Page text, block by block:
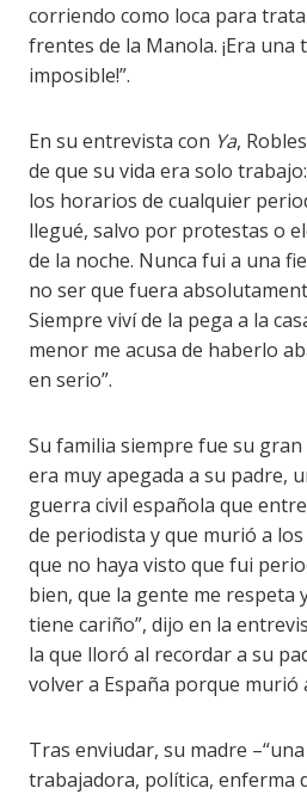
corriendo como loca para
frentes de la Manola. ¡Era una
imposible!”.
En su entrevista con Ya,
de que su vida era solo
los horarios de cualquier
llegué, salvo por protestas o
de la noche. Nunca fui a una
no ser que fuera
Siempre viví de la pega a la
menor me acusa de haberlo
en serio”.
Su familia siempre fue su gran
era muy apegada a su padre,
guerra civil española que
de periodista y que murió a los
que no haya visto que fui
bien, que la gente me respeta
tiene cariño”, dijo en la
la que lloró al recordar a su
volver a España porque murió
Tras enviudar, su madre
trabajadora, política, enferma